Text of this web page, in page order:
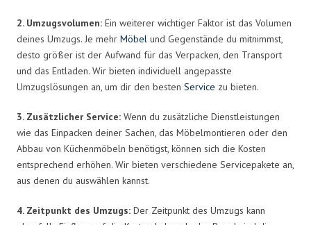
2. Umzugsvolumen: Ein weiterer wichtiger Faktor ist das Volumen
deines Umzugs. Je mehr Möbel und Gegenstände du mitnimmst,
desto größer ist der Aufwand für das Verpacken, den Transport
und das Entladen. Wir bieten individuell angepasste
Umzugslösungen an, um dir den besten Service zu bieten.
3. Zusätzlicher Service: Wenn du zusätzliche Dienstleistungen
wie das Einpacken deiner Sachen, das Möbelmontieren oder den
Abbau von Küchenmöbeln benötigst, können sich die Kosten
entsprechend erhöhen. Wir bieten verschiedene Servicepakete an,
aus denen du auswählen kannst.
4. Zeitpunkt des Umzugs: Der Zeitpunkt des Umzugs kann